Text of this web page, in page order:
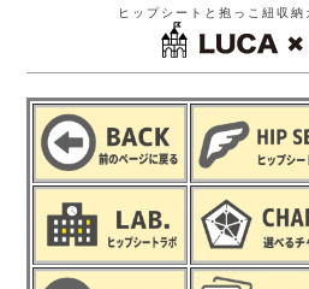
ヒップシートと抱っこ紐収納